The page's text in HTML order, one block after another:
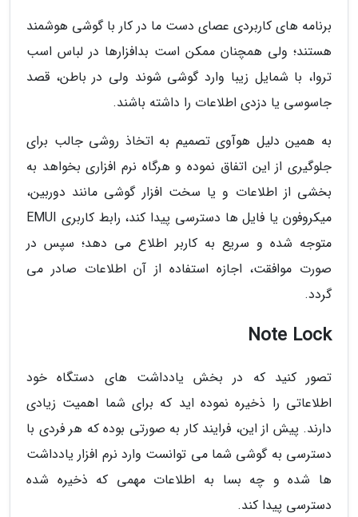
برنامه های کاربردی عصای دست ما در کار با گوشی هوشمند
هستند؛ ولی همچنان ممکن است بدافزارها در لباس اسب
تروا، با شمایل زیبا وارد گوشی شوند ولی در باطن، قصد
جاسوسی یا دزدی اطلاعات را داشته باشند.
به همین دلیل هوآوی تصمیم به اتخاذ روشی جالب برای
جلوگیری از این اتفاق نموده و هرگاه نرم افزاری بخواهد به
بخشی از اطلاعات و یا سخت افزار گوشی مانند دوربین،
میکروفون یا فایل ها دسترسی پیدا کند، رابط کاربری EMUI
متوجه شده و سریع به کاربر اطلاع می دهد؛ سپس در
صورت موافقت، اجازه استفاده از آن اطلاعات صادر می
گردد.
Note Lock
تصور کنید که در بخش یادداشت های دستگاه خود
اطلاعاتی را ذخیره نموده اید که برای شما اهمیت زیادی
دارند. پیش از این، فرایند کار به صورتی بوده که هر فردی با
دسترسی به گوشی شما می توانست وارد نرم افزار یادداشت
ها شده و چه بسا به اطلاعات مهمی که ذخیره شده
دسترسی پیدا کند.